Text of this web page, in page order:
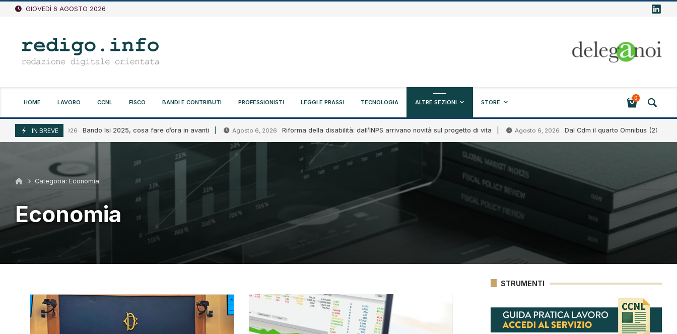
Vai
GIOVEDÌ 6 AGOSTO 2026
HOME LAVORO CCNL FISCO BANDI E CONTRIBUTI PROFESSIONISTI LEGGI E PRASSI TECNOLOGIA ALTRE SEZIONI STORE
0
IN BREVE
Agosto 6, 2026 Bando Isi 2025, cosa fare d’ora in avanti Agosto 6, 2026 Riforma della disabilità: dall’INPS arrivano novità sul progetto di vita Agosto 6, 2026 Dal Cdm il quarto Omnibus (2026)
Categoria: Economia
Economia
STRUMENTI